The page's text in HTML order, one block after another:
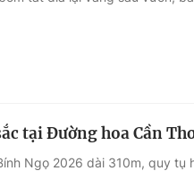
tại Đường hoa Cần
Ngọ 2026 dài 310m, quy